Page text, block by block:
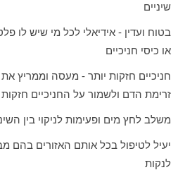
שיניים
בטוח ועדין - אידיאלי לכל מי שיש לו
או כיסי חניכיים
חניכיים חזקות יותר - מעסה וממריץ
זרימת הדם ולשמור על החניכיים חזקות
משלב לחץ מים ופעימות לניקוי בין
יעיל לטיפול בכל אותם האזורים בהם
לנקות